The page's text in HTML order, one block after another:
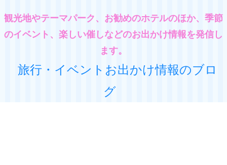
観光地やテーマパーク、お勧めのホテルのほか、季節
のイベント、楽しい催しなどのお出かけ情報を発信し
ます。
旅行・イベントお出かけ情報のブロ
グ